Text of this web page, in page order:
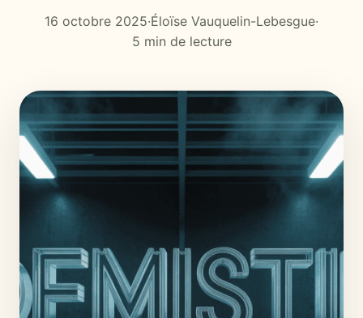
16 octobre 2025·Éloïse Vauquelin-Lebesgue·
5 min de lecture